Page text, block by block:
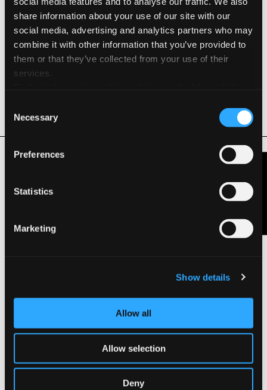
share information about your use of our site with our
social media, advertising and analytics partners who may
combine it with other information that you’ve provided to
them or that they’ve collected from your use of their
services.
Selection
Necessary
Preferences
Statistics
Marketing
Show details
Allow all
Allow selection
Deny
Elemental Chlorine Free - Libre de cloro
elemental
FSC®
Productos Relacionados
Contáctanos